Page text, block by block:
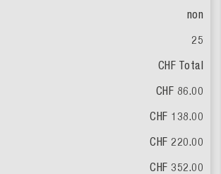
non
25
CHF Total
CHF 86.00
CHF 138.00
CHF 220.00
CHF 352.00